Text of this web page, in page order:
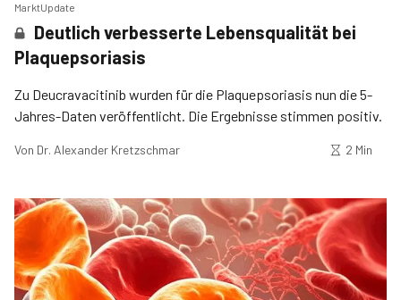
MarktUpdate
Deutlich verbesserte Lebensqualität bei
Plaquepsoriasis
Zu Deucravacitinib wurden für die Plaquepsoriasis nun die 5-
Jahres-Daten veröffentlicht. Die Ergebnisse stimmen positiv.
Von Dr. Alexander Kretzschmar 2 Min